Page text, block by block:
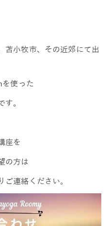
苫小牧市、その近郊にて出
使った
。
座を
の方は
連絡ください。